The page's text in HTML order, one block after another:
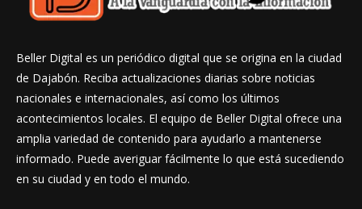
Beller Digital es un periódico digital que se origina en la ciudad
de Dajabón. Reciba actualizaciones diarias sobre noticias
nacionales e internacionales, así como los últimos
acontecimientos locales. El equipo de Beller Digital ofrece una
amplia variedad de contenido para ayudarlo a mantenerse
informado. Puede averiguar fácilmente lo que está sucediendo
en su ciudad y en todo el mundo.